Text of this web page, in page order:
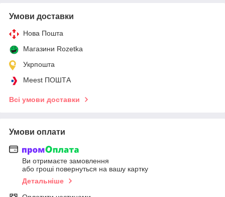
Умови доставки
Нова Пошта
Магазини Rozetka
Укрпошта
Meest ПОШТА
Всі умови доставки
Умови оплати
Ви отримаєте замовлення
або гроші повернуться на вашу картку
Детальніше